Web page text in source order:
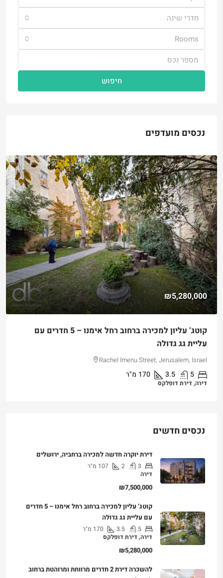
חדרי שינה
Rooms
חיפוש
נכסים מועדפים
₪5,280,000
קוטג’ עליון למכירה ברחוב רחל אימנו – 5 חדרים עם
עליית גג גדולה
Rachel Imenu Street, Jerusalem, Israel
5
3.5
170 מ"ר
דירה, דירת דופלקס
נכסים חדשים
דירת יוקרה חדשה למכירה ברחביה, ירושלים
3
2
107 מ"ר
דירה
₪7,500,000
קוטג’ עליון למכירה ברחוב רחל אימנו – 5 חדרים
עם עליית גג גדולה
5
3.5
170 מ"ר
דירה, דירת דופלקס
₪5,280,000
להשכרה דירת 2 חדרים מרווחת ומרוהטת ברחוב